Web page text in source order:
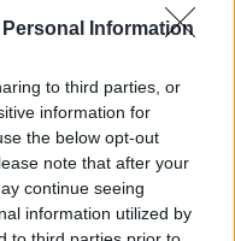
Information
to third parties, or
information for
the below opt-out
note that after your
continue seeing
information utilized by